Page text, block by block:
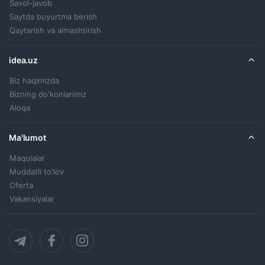
Savol-javob
Saytda buyurtma berish
Qaytarish va almashtirish
idea.uz
Biz haqimizda
Bizning do'konlarimiz
Aloqa
Ma'lumot
Maqolalar
Muddatli to'lov
Oferta
Vakansiyalar